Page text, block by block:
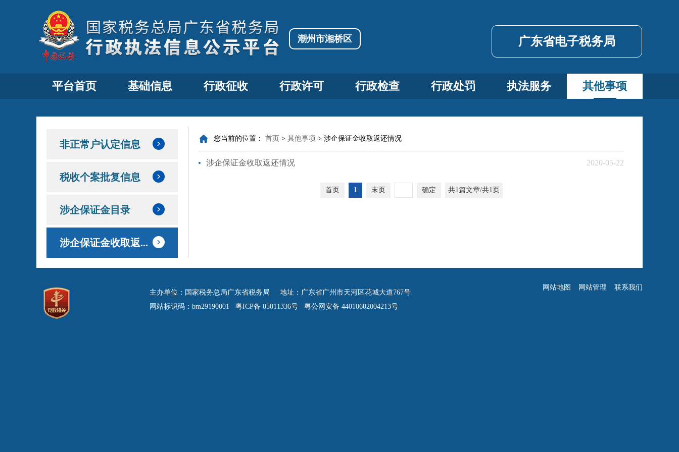
潮州市湘桥区 广东省电子税务局
平台首页 基础信息 行政征收 行政许可 行政检查 行政处罚 执法服务 其他事项
非正常户认定信息
税收个案批复信息
涉企保证金目录
涉企保证金收取返...
您当前的位置： 首页 > 其他事项 > 涉企保证金收取返还情况
2020-05-22
涉企保证金收取返还情况
首页 1 末页 确定 共1篇文章/共1页
主办单位：国家税务总局广东省税务局 地址：广东省广州市天河区花城大道767号
网站标识码：bm29190001 粤ICP备 05011336号 粤公网安备 44010602004213号
网站地图 网站管理 联系我们